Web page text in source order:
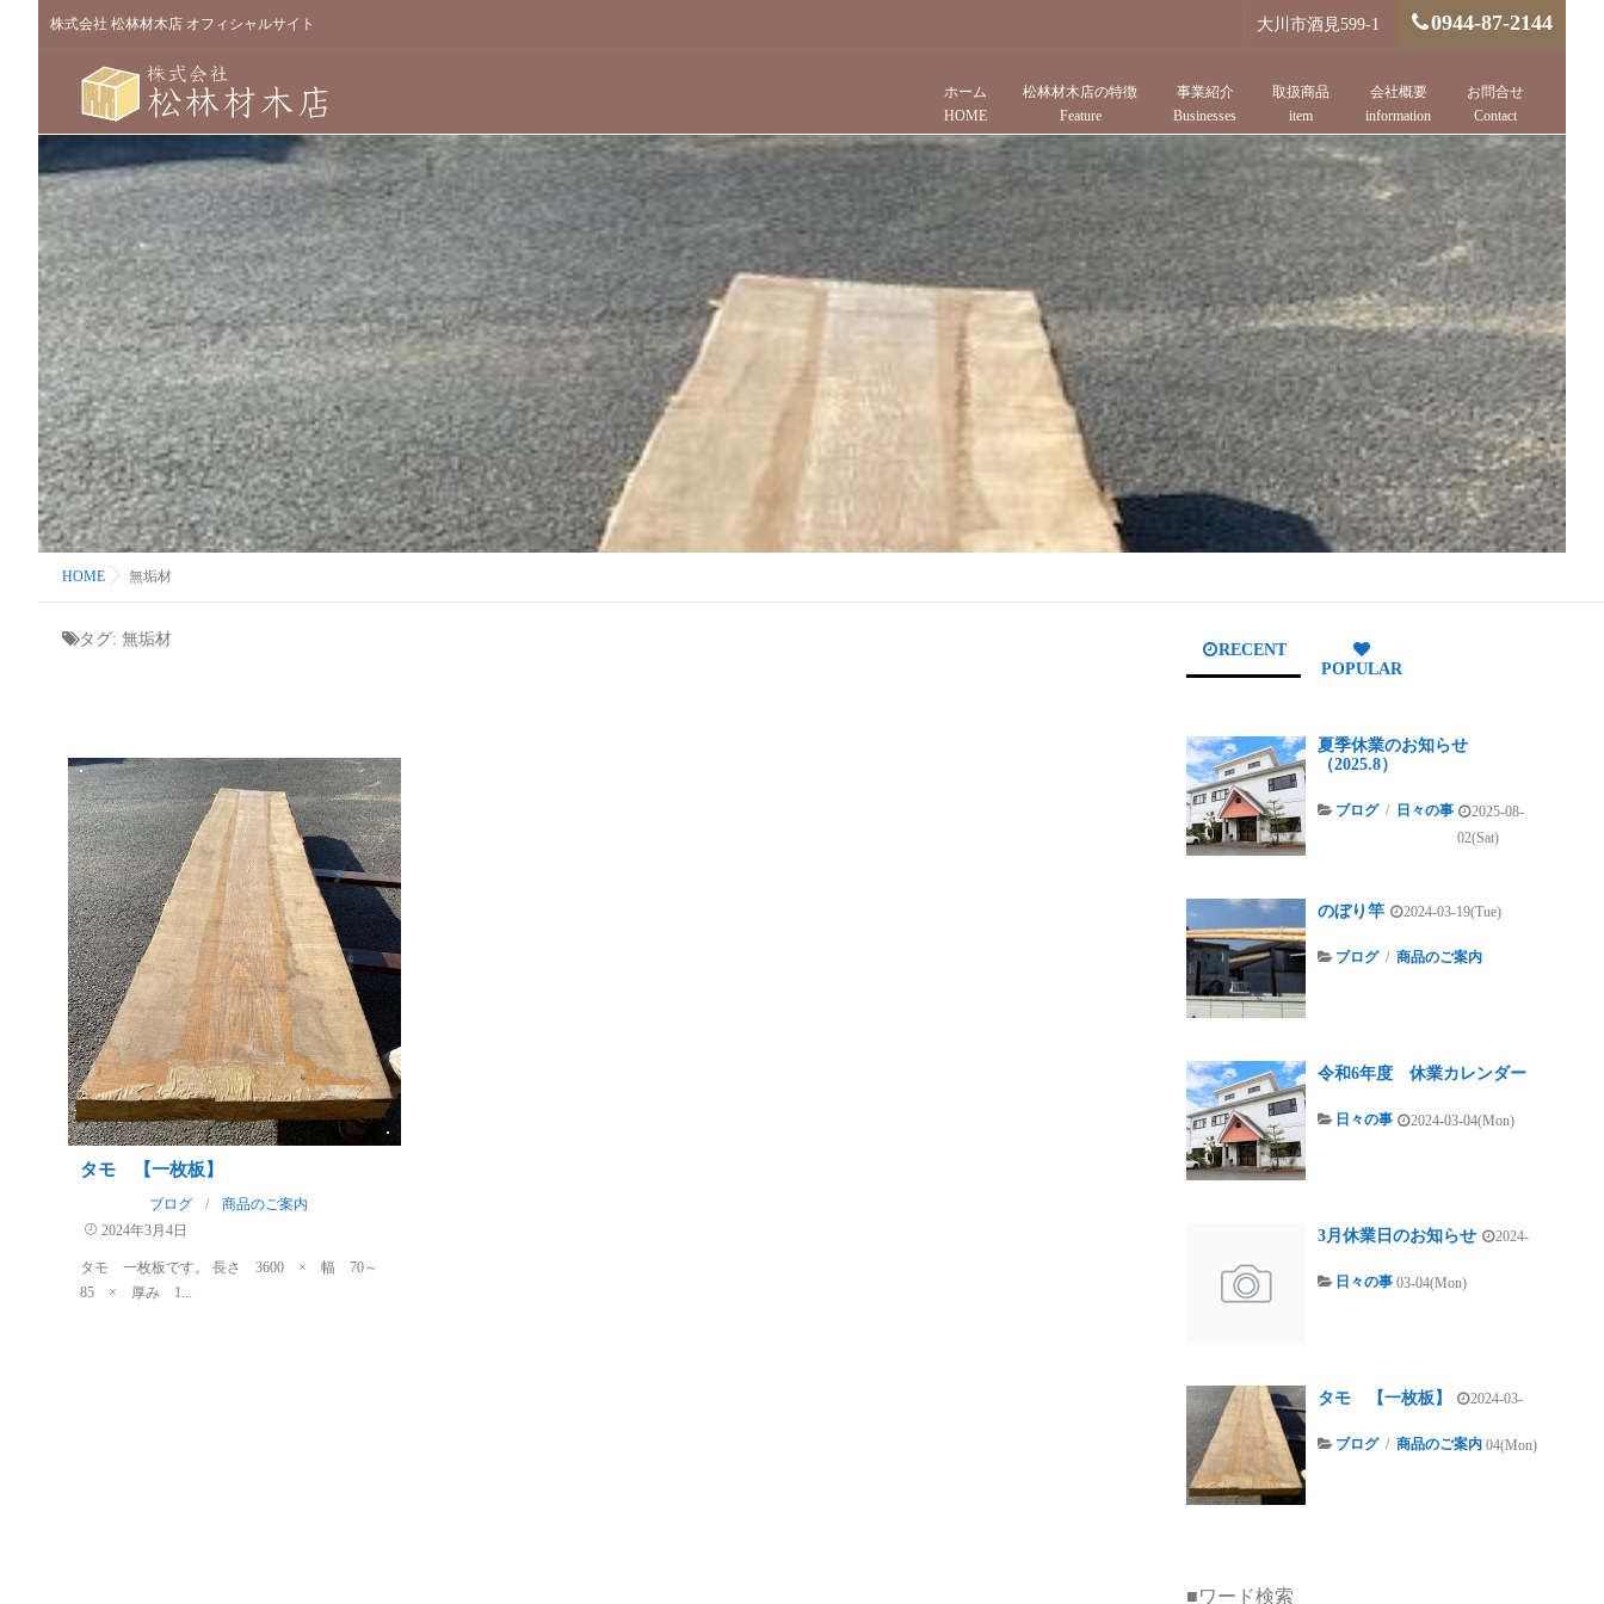
株式会社 松林材木店 オフィシャルサイト 大川市酒見599-1 0944-87-2144
ホーム
HOME
松林材木店の特徴
Feature
事業紹介
Businesses
取扱商品
item
会社概要
information
お問合せ
Contact
HOME 無垢材
タグ: 無垢材
タモ 【一枚板】
ブログ /
商品のご案内
2024年3月4日
タモ 一枚板です。 長さ 3600 × 幅 70～
85 × 厚み 1...
RECENT
POPULAR
夏季休業のお知らせ
（2025.8）
ブログ / 日々の事
2025-08-
02(Sat)
のぼり竿
ブログ / 商品のご案内
2024-03-19(Tue)
令和6年度 休業カレンダー
日々の事 2024-03-04(Mon)
3月休業日のお知らせ
日々の事
2024-
03-04(Mon)
タモ 【一枚板】
ブログ / 商品のご案内
2024-03-
04(Mon)
■ワード検索